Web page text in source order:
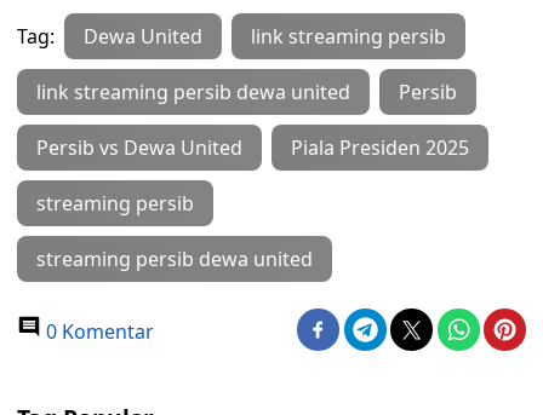
Tag: Dewa United link streaming persib
link streaming persib dewa united Persib
Persib vs Dewa United Piala Presiden 2025
streaming persib
streaming persib dewa united
0 Komentar